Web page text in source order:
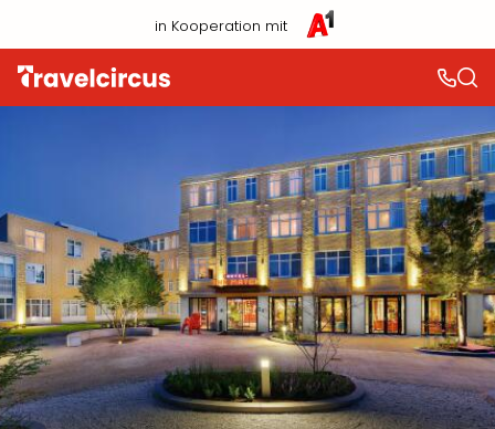
in Kooperation mit